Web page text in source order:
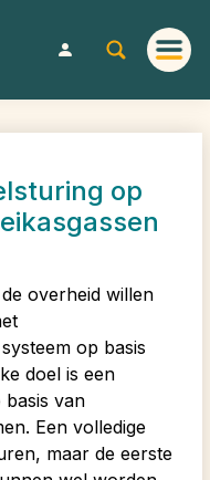
op
overheid willen
op basis
doel is een
van
Een volledige
maar de eerste